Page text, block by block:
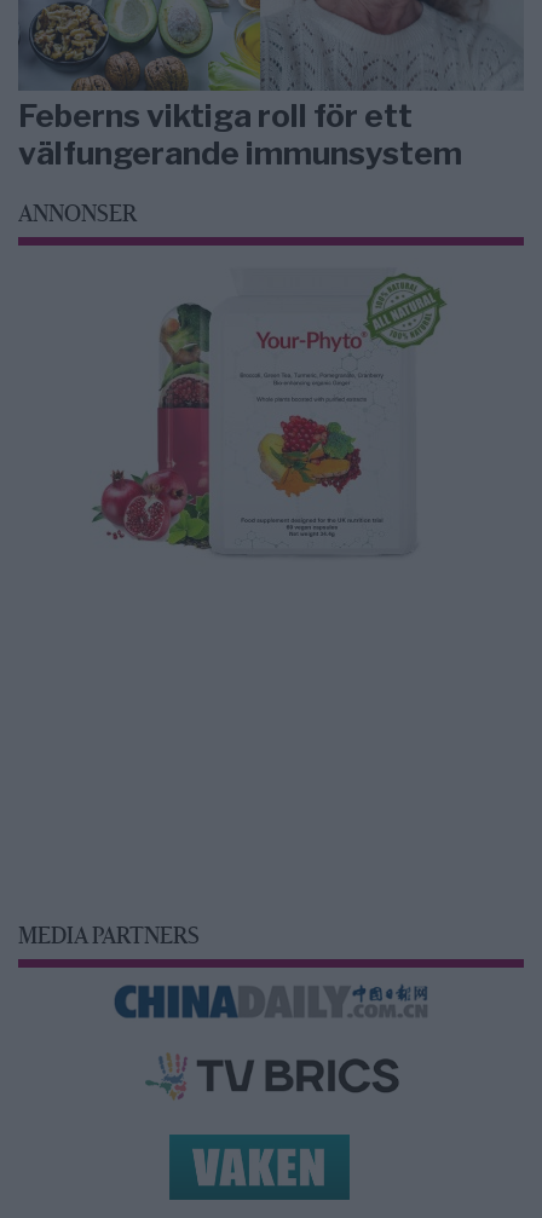
Feberns viktiga roll för ett
välfungerande immunsystem
ANNONSER
MEDIA PARTNERS